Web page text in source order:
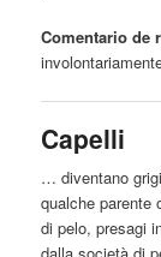
Comentario de
Capelli
… diventano
qualche parente
di pelo, presagi